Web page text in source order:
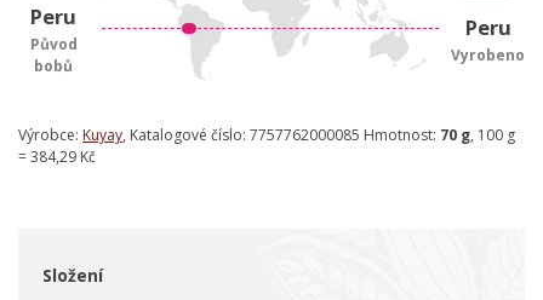
Peru
Původ
bobů
Peru
Vyrobeno
Výrobce: Kuyay, Katalogové číslo: 7757762000085 Hmotnost: 70 g, 100 g
= 384,29 Kč
Složení